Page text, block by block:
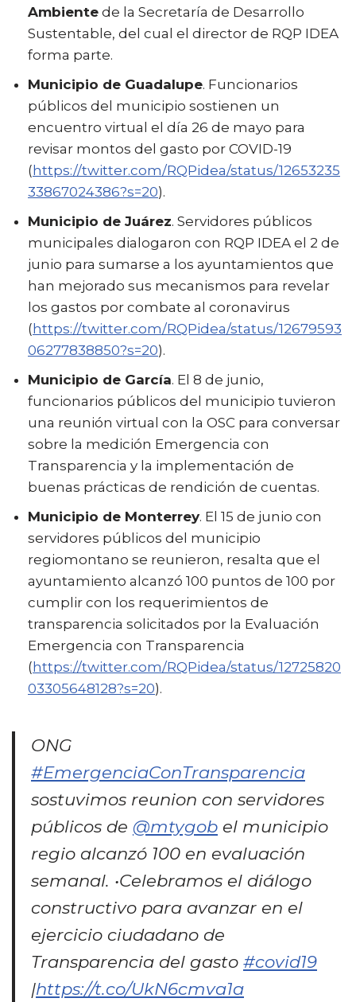
Ambiente de la Secretaría de Desarrollo
Sustentable, del cual el director de RQP IDEA
forma parte.
Municipio de Guadalupe. Funcionarios
públicos del municipio sostienen un
encuentro virtual el día 26 de mayo para
revisar montos del gasto por COVID-19
( https://twitter.com/RQPidea/status/12653235
33867024386?s=20).
Municipio de Juárez. Servidores públicos
municipales dialogaron con RQP IDEA el 2 de
junio para sumarse a los ayuntamientos que
han mejorado sus mecanismos para revelar
los gastos por combate al coronavirus
( https://twitter.com/RQPidea/status/12679593
06277838850?s=20).
Municipio de García. El 8 de junio,
funcionarios públicos del municipio tuvieron
una reunión virtual con la OSC para conversar
sobre la medición Emergencia con
Transparencia y la implementación de
buenas prácticas de rendición de cuentas.
Municipio de Monterrey. El 15 de junio con
servidores públicos del municipio
regiomontano se reunieron, resalta que el
ayuntamiento alcanzó 100 puntos de 100 por
cumplir con los requerimientos de
transparencia solicitados por la Evaluación
Emergencia con Transparencia
( https://twitter.com/RQPidea/status/12725820
03305648128?s=20).
ONG
#EmergenciaConTransparencia
sostuvimos reunion con servidores
públicos de @mtygob el municipio
regio alcanzó 100 en evaluación
semanal. •Celebramos el diálogo
constructivo para avanzar en el
ejercicio ciudadano de
Transparencia del gasto #covid19
|https://t.co/UkN6cmva1a